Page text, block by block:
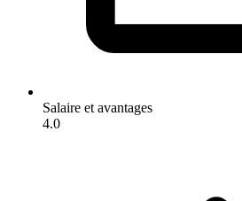
Salaire et avantages
4.0